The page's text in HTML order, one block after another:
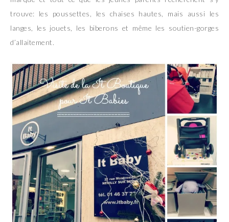
trouve: les poussettes, les chaises hautes, mais aussi les
langes, les jouets, les biberons et même les soutien-gorges
d’allaitement.